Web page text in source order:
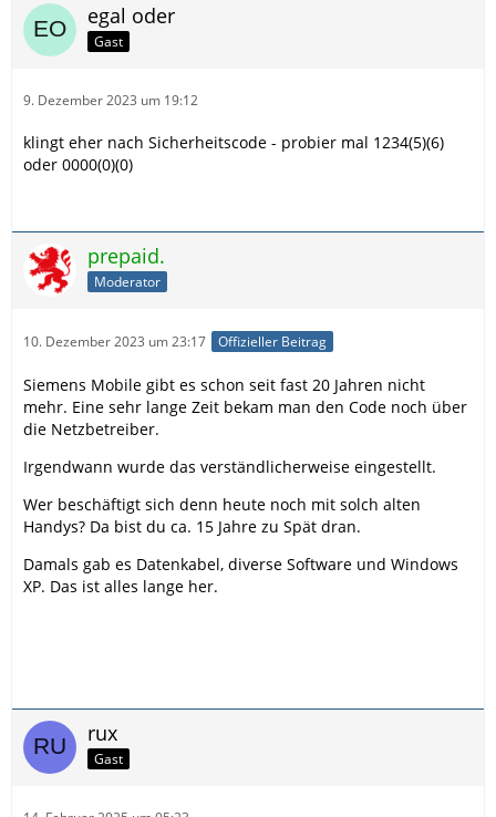
egal oder
Gast
9. Dezember 2023 um 19:12
klingt eher nach Sicherheitscode - probier mal 1234(5)(6)
oder 0000(0)(0)
prepaid.
Moderator
10. Dezember 2023 um 23:17 Offizieller Beitrag
Siemens Mobile gibt es schon seit fast 20 Jahren nicht
mehr. Eine sehr lange Zeit bekam man den Code noch über
die Netzbetreiber.
Irgendwann wurde das verständlicherweise eingestellt.
Wer beschäftigt sich denn heute noch mit solch alten
Handys? Da bist du ca. 15 Jahre zu Spät dran.
Damals gab es Datenkabel, diverse Software und Windows
XP. Das ist alles lange her.
rux
Gast